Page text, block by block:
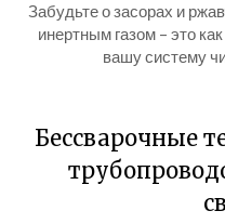
Забудьте о засорах и
инертным газом – это
вашу систему
Бессварочные